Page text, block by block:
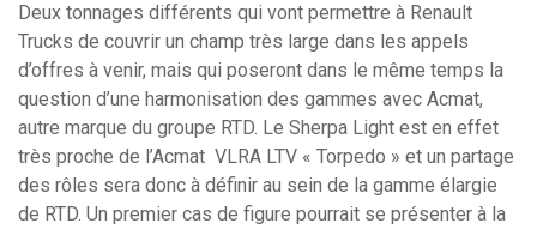
Deux tonnages différents qui vont permettre à Renault
Trucks de couvrir un champ très large dans les appels
d’offres à venir, mais qui poseront dans le même temps la
question d’une harmonisation des gammes avec Acmat,
autre marque du groupe RTD. Le Sherpa Light est en effet
très proche de l’Acmat VLRA LTV « Torpedo » et un partage
des rôles sera donc à définir au sein de la gamme élargie
de RTD. Un premier cas de figure pourrait se présenter à la